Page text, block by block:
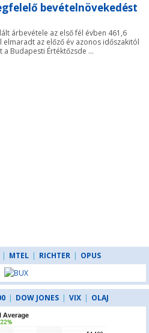
bevételnövekedést
árbevétele az első fél évben 461,6
az előző év azonos időszakitól
Budapesti Értéktőzsde ...
| MTEL | RICHTER | OPUS
| DOW JONES | VIX | OLAJ